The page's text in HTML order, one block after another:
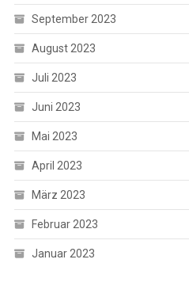
September 2023
August 2023
Juli 2023
Juni 2023
Mai 2023
April 2023
März 2023
Februar 2023
Januar 2023